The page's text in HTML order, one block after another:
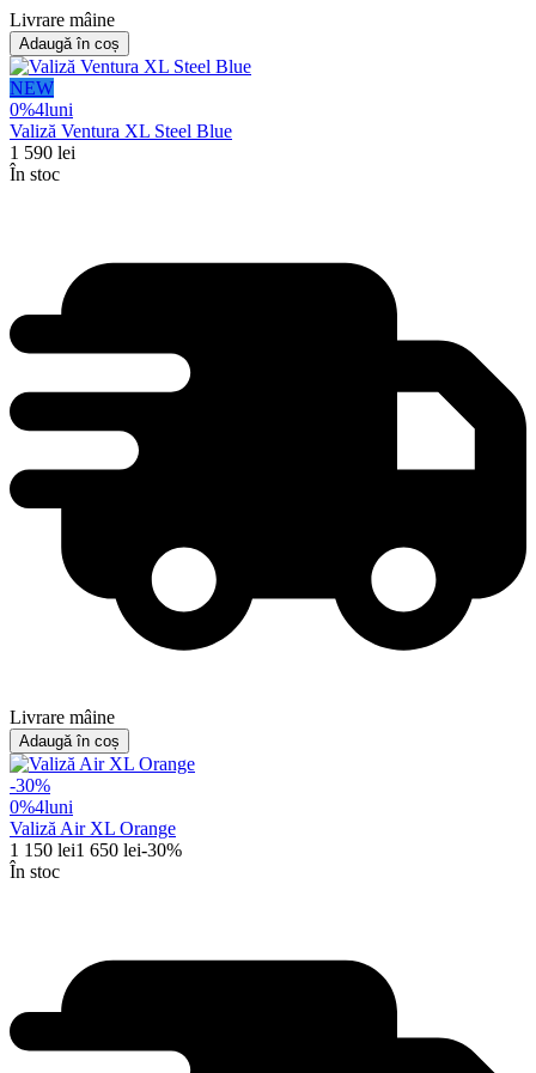
Livrare mâine
Adaugă în coș
NEW
0%4luni
Valiză Ventura XL Steel Blue
1 590 lei
În stoc
Livrare mâine
Adaugă în coș
-30%
0%4luni
Valiză Air XL Orange
1 150 lei1 650 lei-30%
În stoc